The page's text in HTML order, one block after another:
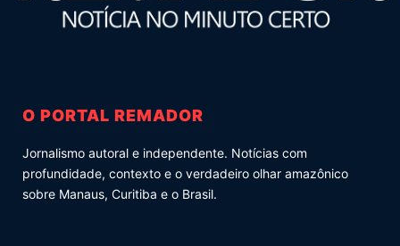
O PORTAL REMADOR
Jornalismo autoral e independente. Notícias com
profundidade, contexto e o verdadeiro olhar amazônico
sobre Manaus, Curitiba e o Brasil.